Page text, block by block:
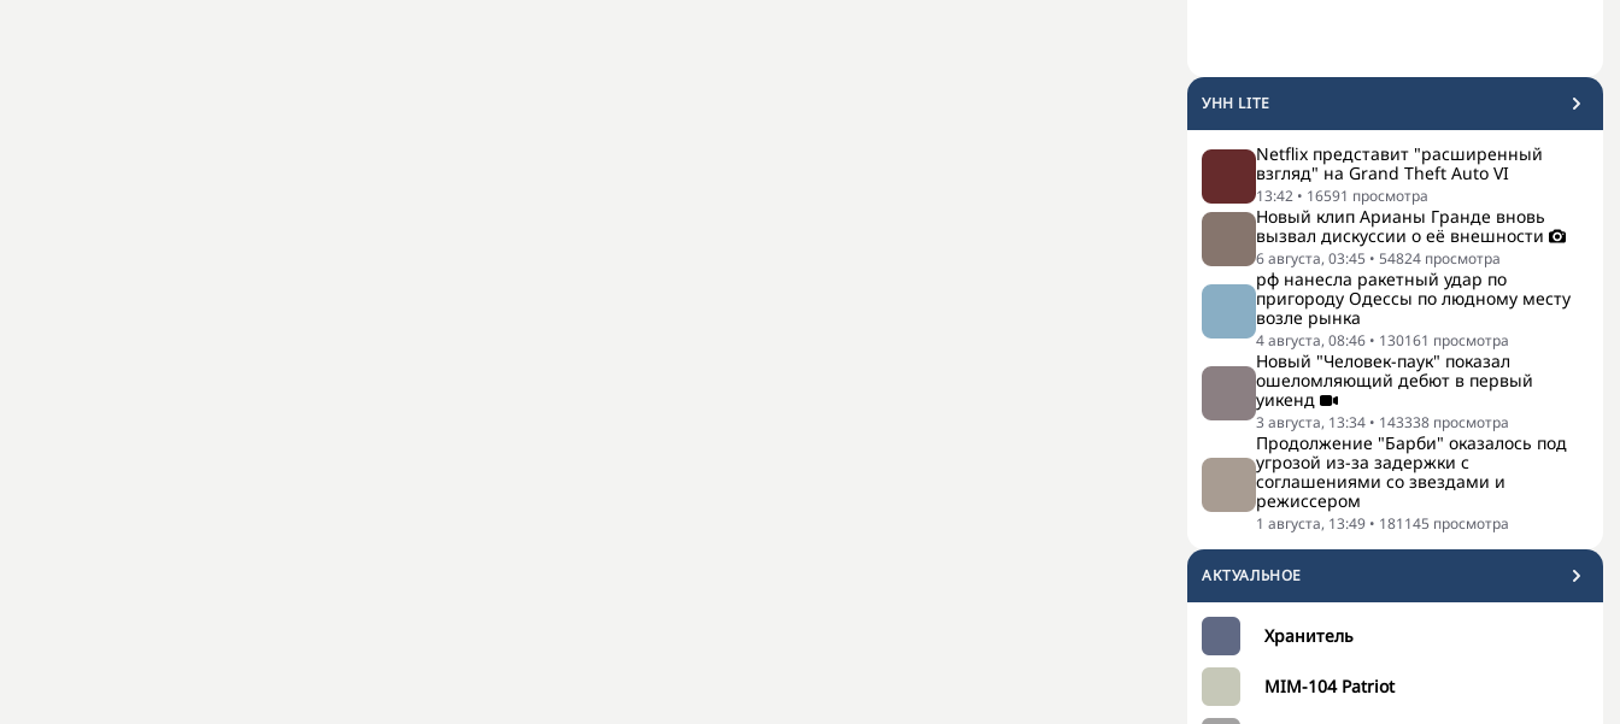
УНН LITE
Netflix представит "расширенный
взгляд" на Grand Theft Auto VI
13:42 • 16591 просмотра
Новый клип Арианы Гранде вновь
вызвал дискуссии о её внешности
6 августа, 03:45 • 54824 просмотра
рф нанесла ракетный удар по
пригороду Одессы по людному месту
возле рынка
4 августа, 08:46 • 130161 просмотра
Новый "Человек-паук" показал
ошеломляющий дебют в первый
уикенд
3 августа, 13:34 • 143338 просмотра
Продолжение "Барби" оказалось под
угрозой из-за задержки с
соглашениями со звездами и
режиссером
1 августа, 13:49 • 181145 просмотра
АКТУАЛЬНОЕ
Хранитель
MIM-104 Patriot